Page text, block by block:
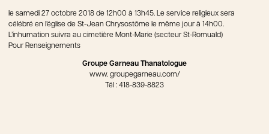
le samedi 27 octobre 2018 de 12h00 à 13h45. Le service religieux sera
célébré en l’église de St-Jean Chrysostôme le même jour à 14h00.
L’inhumation suivra au cimetière Mont-Marie (secteur St-Romuald)
Pour Renseignements
Groupe Garneau Thanatologue
www. groupegarneau.com/
Tél : 418-839-8823